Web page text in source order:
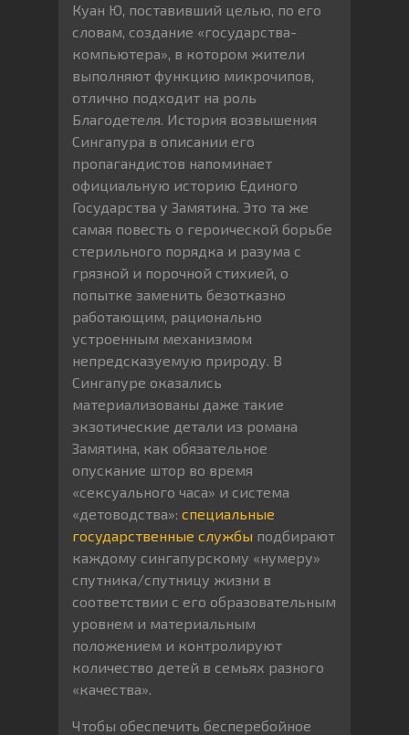
Куан Ю, поставивший целью, по его
словам, создание «государства-
компьютера», в котором жители
выполняют функцию микрочипов,
отлично подходит на роль
Благодетеля. История возвышения
Сингапура в описании его
пропагандистов напоминает
официальную историю Единого
Государства у Замятина. Это та же
самая повесть о героической борьбе
стерильного порядка и разума с
грязной и порочной стихией, о
попытке заменить безотказно
работающим, рационально
устроенным механизмом
непредсказуемую природу. В
Сингапуре оказались
материализованы даже такие
экзотические детали из романа
Замятина, как обязательное
опускание штор во время
«сексуального часа» и система
«детоводства»: специальные
государственные службы подбирают
каждому сингапурскому «нумеру»
спутника/спутницу жизни в
соответствии с его образовательным
уровнем и материальным
положением и контролируют
количество детей в семьях разного
«качества».
Чтобы обеспечить бесперебойное